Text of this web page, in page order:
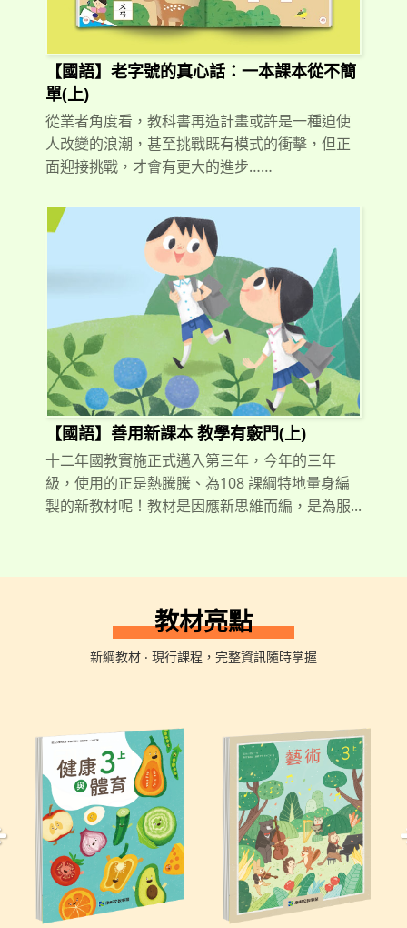
【國語】老字號的真心話：一本課本從不簡
單(上)
從業者角度看，教科書再造計畫或許是一種迫使
人改變的浪潮，甚至挑戰既有模式的衝擊，但正
面迎接挑戰，才會有更大的進步……
【國語】善用新課本 教學有竅門(上)
十二年國教實施正式邁入第三年，今年的三年
級，使用的正是熱騰騰、為108 課綱特地量身編
製的新教材呢！教材是因應新思維而編，是為服...
教材亮點
新綱教材 ‧ 現行課程，完整資訊隨時掌握